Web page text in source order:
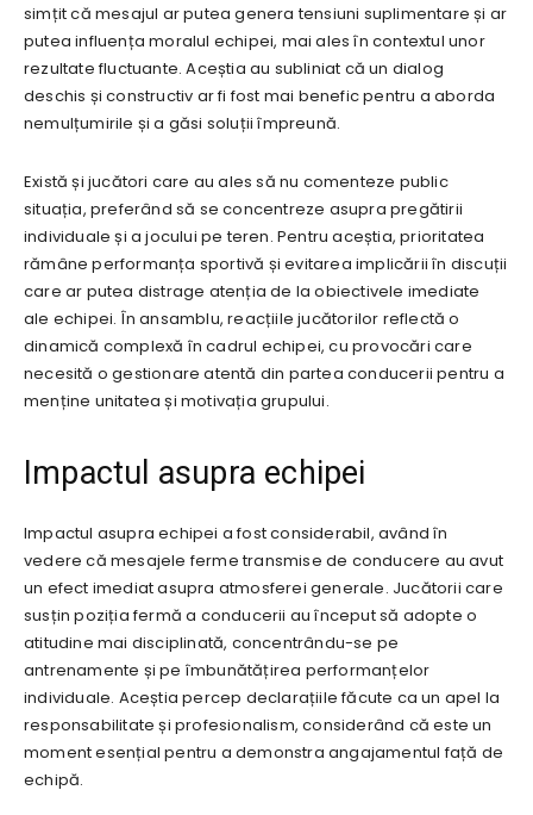
simțit că mesajul ar putea genera tensiuni suplimentare și ar
putea influența moralul echipei, mai ales în contextul unor
rezultate fluctuante. Aceștia au subliniat că un dialog
deschis și constructiv ar fi fost mai benefic pentru a aborda
nemulțumirile și a găsi soluții împreună.
Există și jucători care au ales să nu comenteze public
situația, preferând să se concentreze asupra pregătirii
individuale și a jocului pe teren. Pentru aceștia, prioritatea
rămâne performanța sportivă și evitarea implicării în discuții
care ar putea distrage atenția de la obiectivele imediate
ale echipei. În ansamblu, reacțiile jucătorilor reflectă o
dinamică complexă în cadrul echipei, cu provocări care
necesită o gestionare atentă din partea conducerii pentru a
menține unitatea și motivația grupului.
Impactul asupra echipei
Impactul asupra echipei a fost considerabil, având în
vedere că mesajele ferme transmise de conducere au avut
un efect imediat asupra atmosferei generale. Jucătorii care
susțin poziția fermă a conducerii au început să adopte o
atitudine mai disciplinată, concentrându-se pe
antrenamente și pe îmbunătățirea performanțelor
individuale. Aceștia percep declarațiile făcute ca un apel la
responsabilitate și profesionalism, considerând că este un
moment esențial pentru a demonstra angajamentul față de
echipă.